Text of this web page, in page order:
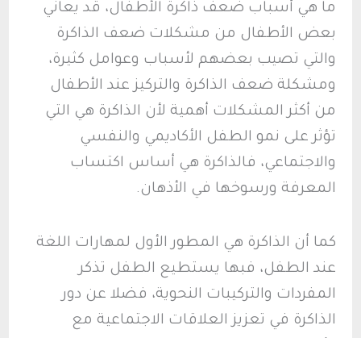
ما هي أسباب ضعف ذاكرة الأطفال، قد يعاني
بعض الأطفال من مشكلات ضعف الذاكرة
والتي تصيب بعضهم لأسباب وعوامل كثيرة،
ومشكلة ضعف الذاكرة والتركيز عند الأطفال
من أكثر المشكلات أهمية لأن الذاكرة هي التي
تؤثر على نمو الطفل الأكاديمي والنفسي
والاجتماعي، فالذاكرة هي أساس اكتساب
المعرفة ورسوخها في الأذهان.
كما أن الذاكرة هي المطور الأول لمهارات اللغة
عند الطفل، فبها يستطيع الطفل تذكر
المفردات والتركيبات النحوية، فضلا عن دور
الذاكرة في تعزيز العلاقات الاجتماعية مع